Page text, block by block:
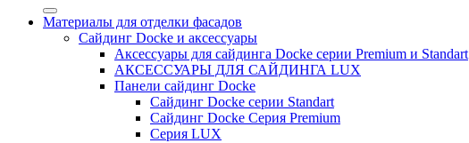
Материалы для отделки фасадов
Сайдинг Docke и аксессуары
Аксессуары для сайдинга Docke серии Premium и Standart
АКСЕССУАРЫ ДЛЯ САЙДИНГА LUX
Панели сайдинг Docke
Cайдинг Docke серии Standart
Сайдинг Docke Серия Premium
Серия LUX